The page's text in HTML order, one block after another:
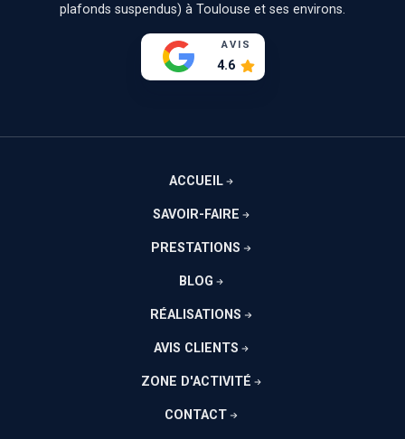
plafonds suspendus) à Toulouse et ses environs.
AVIS
4.6
ACCUEIL
SAVOIR-FAIRE
PRESTATIONS
BLOG
RÉALISATIONS
AVIS CLIENTS
ZONE D'ACTIVITÉ
CONTACT